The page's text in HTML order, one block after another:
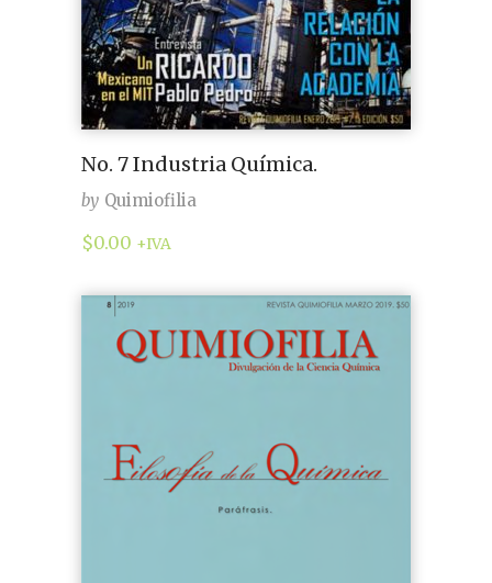
No. 7 Industria Química.
by Quimiofilia
$0.00 +IVA